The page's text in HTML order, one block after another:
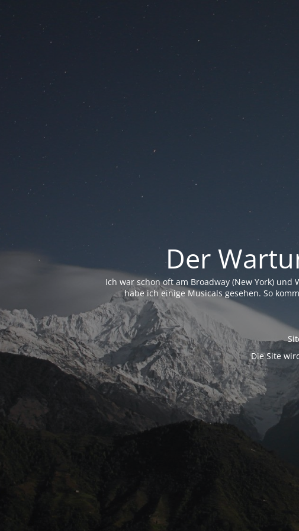
Der
Ich war schon oft am Broadway (New York)
habe ich einige Musicals gesehen. So
Die Site